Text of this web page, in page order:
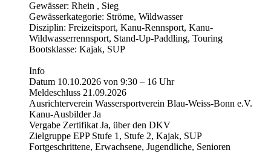
Gewässer: Rhein , Sieg
Gewässerkategorie: Ströme, Wildwasser
Disziplin: Freizeitsport, Kanu-Rennsport, Kanu-
Wildwasserrennsport, Stand-Up-Paddling, Touring
Bootsklasse: Kajak, SUP
Info
Datum 10.10.2026 von 9:30 – 16 Uhr
Meldeschluss 21.09.2026
Ausrichterverein Wassersportverein Blau-Weiss-Bonn e.V.
Kanu-Ausbilder Ja
Vergabe Zertifikat Ja, über den DKV
Zielgruppe EPP Stufe 1, Stufe 2, Kajak, SUP
Fortgeschrittene, Erwachsene, Jugendliche, Senioren